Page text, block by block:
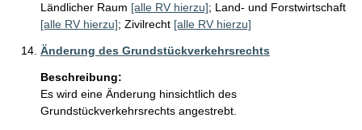
Ländlicher Raum [alle RV hierzu]; Land- und Forstwirtschaft
[alle RV hierzu]; Zivilrecht [alle RV hierzu]
Änderung des Grundstückverkehrsrechts
Beschreibung:
Es wird eine Änderung hinsichtlich des
Grundstückverkehrsrechts angestrebt.